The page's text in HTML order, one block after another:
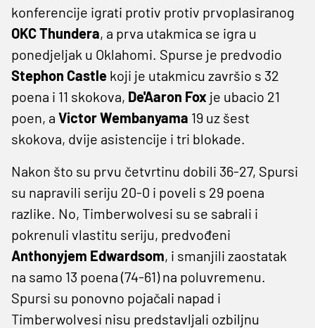
konferencije igrati protiv protiv prvoplasiranog
OKC Thundera, a prva utakmica se igra u
ponedjeljak u Oklahomi. Spurse je predvodio
Stephon Castle koji je utakmicu završio s 32
poena i 11 skokova, De'Aaron Fox je ubacio 21
poen, a Victor Wembanyama 19 uz šest
skokova, dvije asistencije i tri blokade.
Nakon što su prvu četvrtinu dobili 36-27, Spursi
su napravili seriju 20-0 i poveli s 29 poena
razlike. No, Timberwolvesi su se sabrali i
pokrenuli vlastitu seriju, predvođeni
Anthonyjem Edwardsom, i smanjili zaostatak
na samo 13 poena (74-61) na poluvremenu.
Spursi su ponovno pojačali napad i
Timberwolvesi nisu predstavljali ozbiljnu